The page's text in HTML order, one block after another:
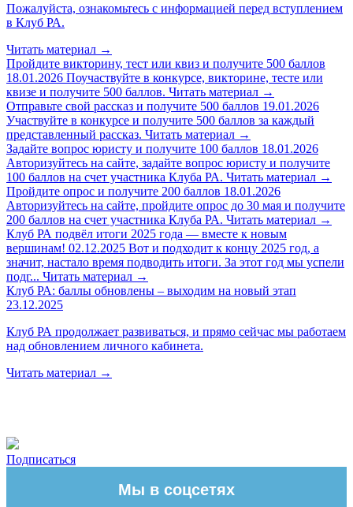
Пожалуйста, ознакомьтесь с информацией перед вступлением
в Клуб РА.
Читать материал →
Пройдите викторину, тест или квиз и получите 500 баллов
18.01.2026 Поучаствуйте в конкурсе, викторине, тесте или
квизе и получите 500 баллов. Читать материал →
Отправьте свой рассказ и получите 500 баллов 19.01.2026
Участвуйте в конкурсе и получите 500 баллов за каждый
представленный рассказ. Читать материал →
Задайте вопрос юристу и получите 100 баллов 18.01.2026
Авторизуйтесь на сайте, задайте вопрос юристу и получите
100 баллов на счет участника Клуба РА. Читать материал →
Пройдите опрос и получите 200 баллов 18.01.2026
Авторизуйтесь на сайте, пройдите опрос до 30 мая и получите
200 баллов на счет участника Клуба РА. Читать материал →
Клуб РА подвёл итоги 2025 года — вместе к новым
вершинам! 02.12.2025 Вот и подходит к концу 2025 год, а
значит, настало время подводить итоги. За этот год мы успели
подг... Читать материал →
Клуб РА: баллы обновлены – выходим на новый этап
23.12.2025
Клуб РА продолжает развиваться, и прямо сейчас мы работаем
над обновлением личного кабинета.
Читать материал →
Подписаться
Мы в соцсетях